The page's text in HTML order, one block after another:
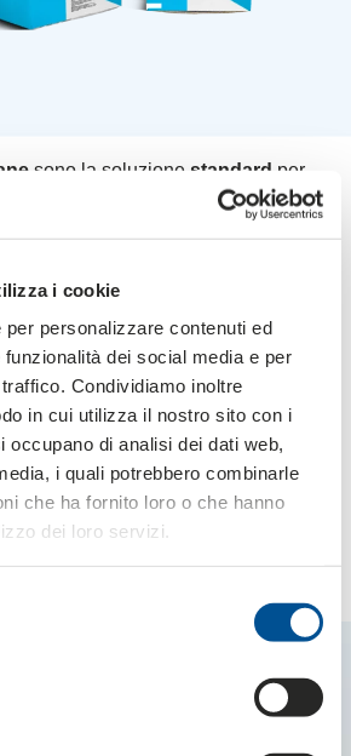
i cookie
personalizzare contenuti ed
dei social media e per
Condividiamo inoltre
in cui utilizza il nostro sito con i
occupano di analisi dei dati web,
i quali potrebbero combinarle
che ha fornito loro o che hanno
dei loro servizi.
sono la soluzione standard per
versatile ed economica, adatta a
. Fino agrandi dimensioni
esigenze del cliente con
stampa. Disponibili inpronta
per